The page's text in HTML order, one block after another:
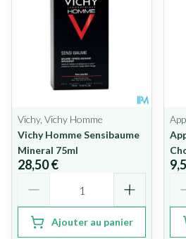
Vichy, Vichy Homme
Vichy Homme Sensibaume
Mineral 75ml
28,50 €
Ajouter au panier